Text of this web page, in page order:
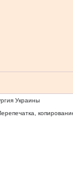
Украины